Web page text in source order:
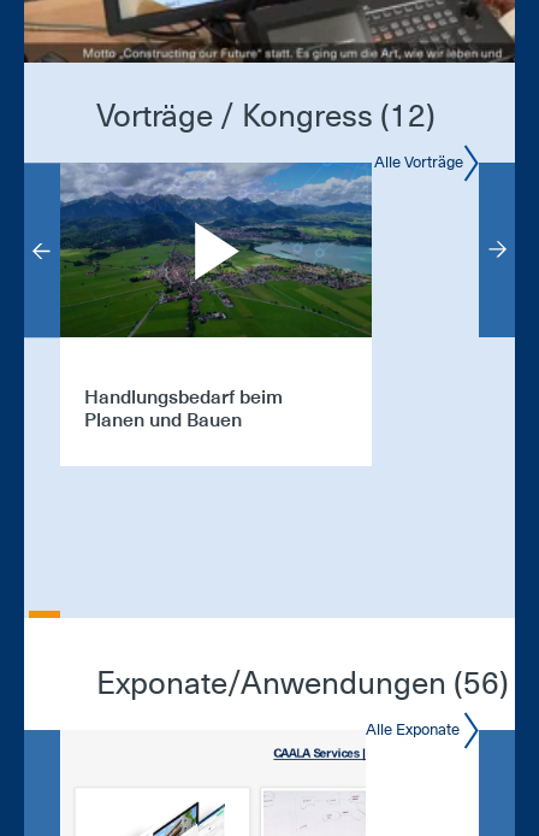
Vorträge / Kongress (12)
Alle Vorträge
Handlungsbedarf beim
Planen und Bauen
Exponate/An­wen­dun­gen (56)
Alle Exponate